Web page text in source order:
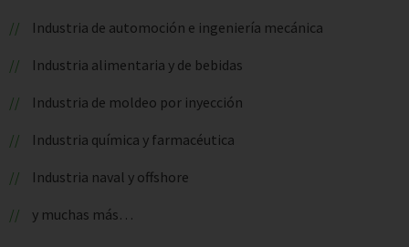
Industria de automoción e ingeniería mecánica
Industria alimentaria y de bebidas
Industria de moldeo por inyección
Industria química y farmacéutica
Industria naval y offshore
y muchas más…